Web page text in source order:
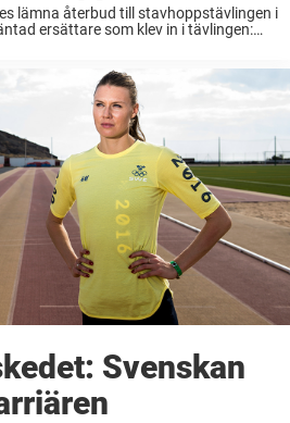
lämna återbud till stavhoppstävlingen i
ersättare som klev in i tävlingen:
Svenskan